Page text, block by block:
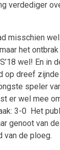
verdediger
misschien
het
wel! En in
op dreef
speler
er wel mee
3-0 Het
genoot van
van de ploeg.